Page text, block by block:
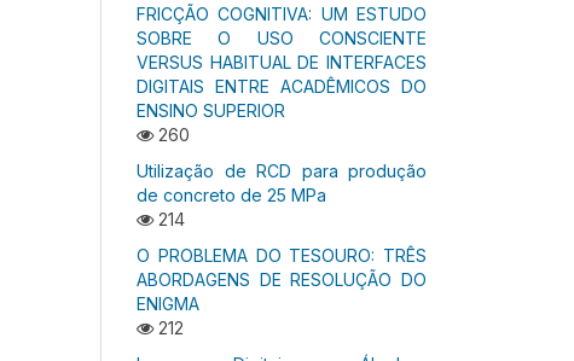
FRICÇÃO COGNITIVA: UM ESTUDO
SOBRE O USO CONSCIENTE
VERSUS HABITUAL DE INTERFACES
DIGITAIS ENTRE ACADÊMICOS DO
ENSINO SUPERIOR
260
Utilização de RCD para produção
de concreto de 25 MPa
214
O PROBLEMA DO TESOURO: TRÊS
ABORDAGENS DE RESOLUÇÃO DO
ENIGMA
212